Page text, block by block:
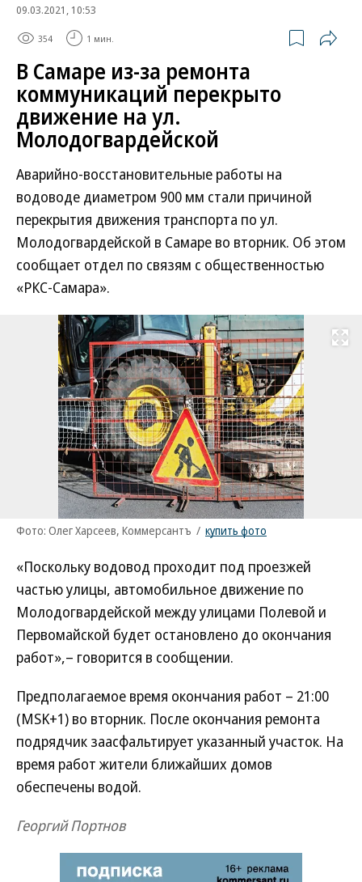
09.03.2021, 10:53
354 1 мин.
В Самаре из-за ремонта
коммуникаций перекрыто
движение на ул.
Молодогвардейской
Аварийно-восстановительные работы на
водоводе диаметром 900 мм стали причиной
перекрытия движения транспорта по ул.
Молодогвардейской в Самаре во вторник. Об этом
сообщает отдел по связям с общественностью
«РКС-Самара».
Развернуть
Фото: Олег Харсеев, Коммерсантъ / купить фото
«Поскольку водовод проходит под проезжей
частью улицы, автомобильное движение по
Молодогвардейской между улицами Полевой и
Первомайской будет остановлено до окончания
работ»,– говорится в сообщении.
Предполагаемое время окончания работ – 21:00
(MSK+1) во вторник. После окончания ремонта
подрядчик заасфальтирует указанный участок. На
время работ жители ближайших домов
обеспечены водой.
Георгий Портнов